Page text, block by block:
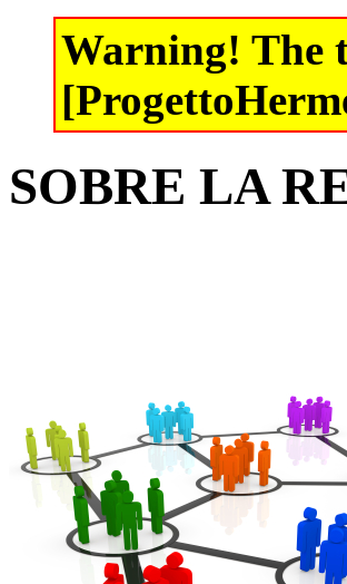
Warning! The
SOBRE LA